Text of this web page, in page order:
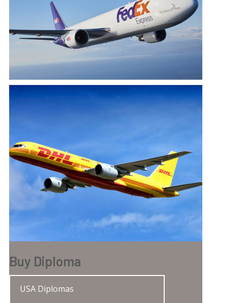
Buy Diploma
USA Diplomas